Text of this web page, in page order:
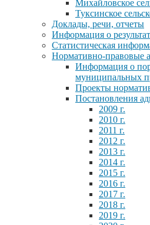
Михайловское
Туксинское
Доклады, речи, отчеты
Информация о
Статистическая
Нормативно-правовые
Информация о
муниципальных
Проекты
Постановления
2009 г.
2010 г.
2011 г.
2012 г.
2013 г.
2014 г.
2015 г.
2016 г.
2017 г.
2018 г.
2019 г.